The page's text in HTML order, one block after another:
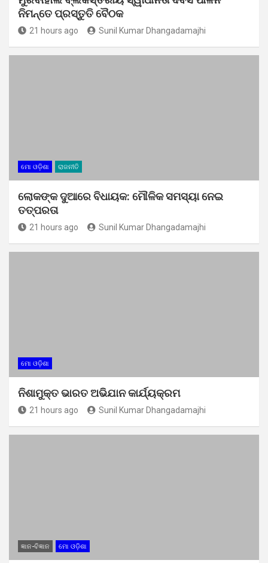
ନିମନ୍ତେ ପ୍ରସ୍ତୁତି ବୈଠକ
21 hours ago Sunil Kumar Dhangadamajhi
ମୋ ଓଡ଼ିଶା ରାଜନୀତି
ଲୋକଙ୍କ ଦୁଆରେ ବିଧାୟକ: ମୌଳିକ ସମସ୍ୟା ନେଇ
ତତ୍ପରତା
21 hours ago Sunil Kumar Dhangadamajhi
ମୋ ଓଡ଼ିଶା
ନିଶାମୁକ୍ତ ଭାରତ ଅଭିଯାନ କାର୍ଯ୍ୟକ୍ରମ
21 hours ago Sunil Kumar Dhangadamajhi
ଜ୍ଞାନ-ବିଜ୍ଞାନ ମୋ ଓଡ଼ିଶା